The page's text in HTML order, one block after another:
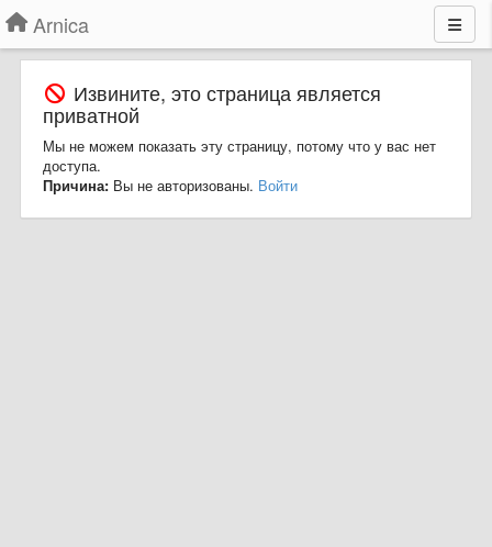
Arnica
Извините, это страница является
приватной
Мы не можем показать эту страницу, потому что у вас нет
доступа.
Причина: Вы не авторизованы. Войти